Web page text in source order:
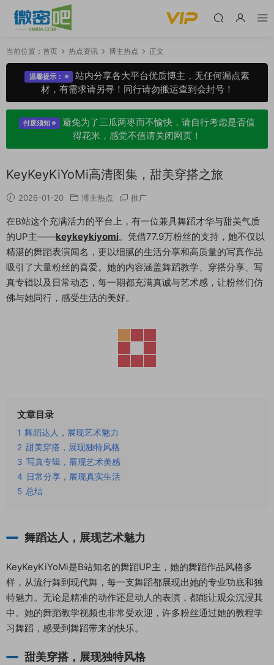
当前位置： 首页 热点资讯 博主热点 正文
温馨提示：
站内分享各大平台优质博主，无任何漏点素
材，有需求请另寻！同行请勿搬运查到会封号！
付废须知
避免为了三瓜两枣而不愉快，请自行考虑是否值
得花米，感觉不值请关闭网页！
KeyKeyKiYoMi高清图集，甜美穿搭之旅
2026-01-20 博主热点 推广
在B站这个充满活力的平台上，有一位兼具舞蹈才华与甜美气质
的UP主——keykeykiyomi。凭借77.9万粉丝的支持，她不仅以
精湛的舞蹈表演闻名，更以细腻的生活分享和高质量的写真作品
吸引了大量粉丝的喜爱。她的内容涵盖舞蹈教学、穿搭分享、写
真专辑以及日常动态，每一期都充满真诚与艺术感，让粉丝们仿
佛与她同行，感受生活的美好。
文章目录
1 舞蹈达人，展现艺术魅力
2 甜美穿搭，展现独特风格
3 写真专辑，展现艺术美感
4 日常分享，展现真实生活
5 总结
舞蹈达人，展现艺术魅力
KeyKeyKiYoMi是B站知名的舞蹈UP主，她的舞蹈作品风格多
样，从流行舞到现代舞，每一支舞蹈都展现出她的专业功底和独
特魅力。无论是精准的动作还是动人的表演，都能让观众沉浸其
中。她的舞蹈教学视频也非常受欢迎，许多粉丝通过她的教程学
习舞蹈，感受到舞蹈带来的快乐。
甜美穿搭，展现独特风格